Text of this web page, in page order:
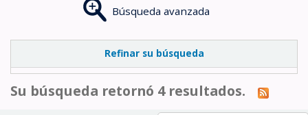
Búsqueda avanzada
Refinar su búsqueda
Su búsqueda retornó 4 resultados.